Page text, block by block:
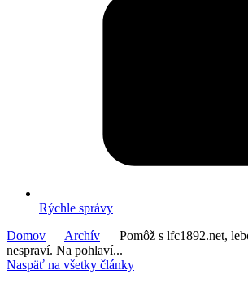
Rýchle správy
Domov
Archív
Pomôž s lfc1892.net,
nespraví. Na pohlaví...
Naspäť na všetky články